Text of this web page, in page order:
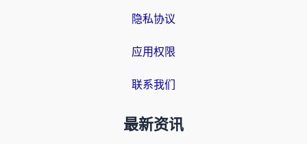
隐私协议
应用权限
联系我们
最新资讯